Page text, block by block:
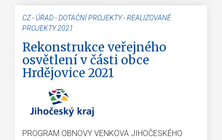
CZ- ÚŘAD-DOTAČNÍ PROJEKTY-REALIZOVANÉ
PROJEKTY 2021
Rekonstrukce veřejného
osvětlení v části obce
Hrdějovice 2021
PROGRAM OBNOVY VENKOVA JIHOČESKÉHO